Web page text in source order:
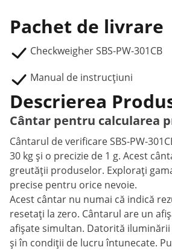
Pachet de livrare
Checkweigher SBS-PW-301CB
Manual de instrucțiuni
Descrierea
Cântar pentru calcularea
Cântarul de verificare SBS-PW-
30 kg și o precizie de 1 g. Acest
greutății produselor. Explorați
precise pentru orice nevoie.
Acest cântar nu numai că indică
resetați la zero. Cântarul are un
afișate simultan. Datorită
și în condiții de lucru întunecate.